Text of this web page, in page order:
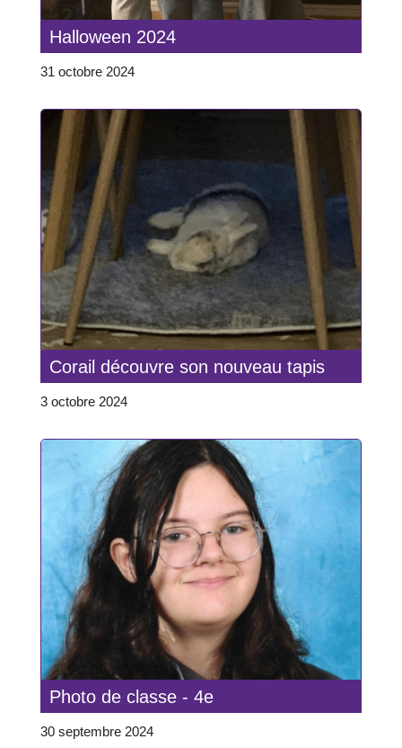
Halloween 2024
31 octobre 2024
Corail découvre son nouveau tapis
3 octobre 2024
Photo de classe - 4e
30 septembre 2024